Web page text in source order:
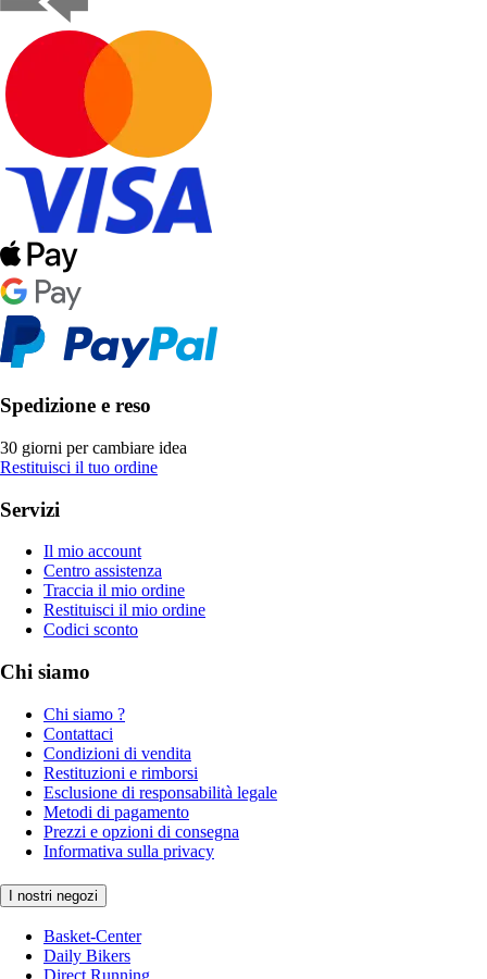
Spedizione e reso
30 giorni per cambiare idea
Restituisci il tuo ordine
Servizi
Il mio account
Centro assistenza
Traccia il mio ordine
Restituisci il mio ordine
Codici sconto
Chi siamo
Chi siamo ?
Contattaci
Condizioni di vendita
Restituzioni e rimborsi
Esclusione di responsabilità legale
Metodi di pagamento
Prezzi e opzioni di consegna
Informativa sulla privacy
I nostri negozi
Basket-Center
Daily Bikers